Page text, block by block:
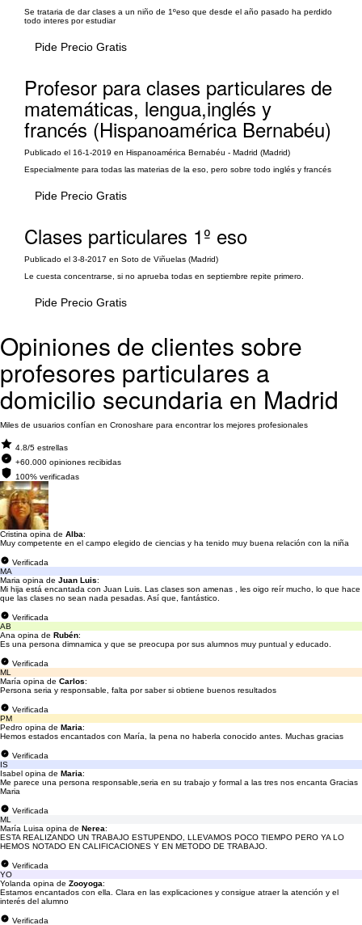
Se trataria de dar clases a un niño de 1ºeso que desde el año pasado ha perdido
todo interes por estudiar
Pide Precio Gratis
Profesor para clases particulares de
matemáticas, lengua,inglés y
francés (Hispanoamérica Bernabéu)
Publicado el 16-1-2019 en Hispanoamérica Bernabéu - Madrid (Madrid)
Especialmente para todas las materias de la eso, pero sobre todo inglés y francés
Pide Precio Gratis
Clases particulares 1º eso
Publicado el 3-8-2017 en Soto de Viñuelas (Madrid)
Le cuesta concentrarse, si no aprueba todas en septiembre repite primero.
Pide Precio Gratis
Opiniones de clientes sobre
profesores particulares a
domicilio secundaria en Madrid
Miles de usuarios confían en Cronoshare para encontrar los mejores profesionales
4.8/5 estrellas
+60.000 opiniones recibidas
100% verificadas
Cristina opina de Alba:
Muy competente en el campo elegido de ciencias y ha tenido muy buena relación con la niña
Verificada
MA
Maria opina de Juan Luis:
Mi hija está encantada con Juan Luis. Las clases son amenas , les oigo reír mucho, lo que hace
que las clases no sean nada pesadas. Así que, fantástico.
Verificada
AB
Ana opina de Rubén:
Es una persona dimnamica y que se preocupa por sus alumnos muy puntual y educado.
Verificada
ML
María opina de Carlos:
Persona seria y responsable, falta por saber si obtiene buenos resultados
Verificada
PM
Pedro opina de Maria:
Hemos estados encantados con María, la pena no haberla conocido antes. Muchas gracias
Verificada
IS
Isabel opina de Maria:
Me parece una persona responsable,seria en su trabajo y formal a las tres nos encanta Gracias
Maria
Verificada
ML
María Luisa opina de Nerea:
ESTA REALIZANDO UN TRABAJO ESTUPENDO, LLEVAMOS POCO TIEMPO PERO YA LO
HEMOS NOTADO EN CALIFICACIONES Y EN METODO DE TRABAJO.
Verificada
YO
Yolanda opina de Zooyoga:
Estamos encantados con ella. Clara en las explicaciones y consigue atraer la atención y el
interés del alumno
Verificada